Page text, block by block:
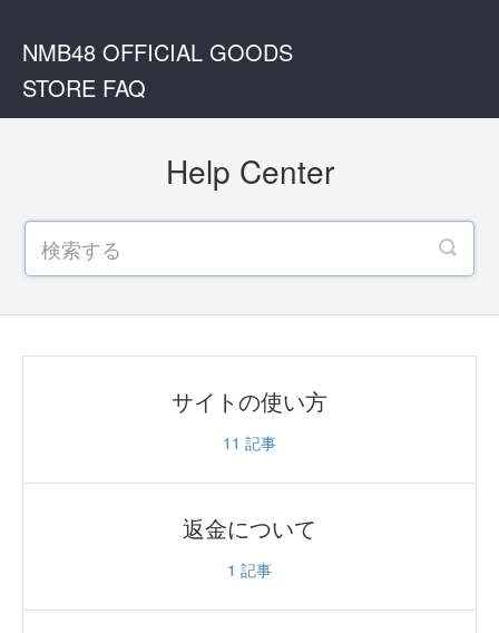
NMB48 OFFICIAL GOODS
STORE FAQ
Help Center
サイトの使い方
11 記事
返金について
1 記事